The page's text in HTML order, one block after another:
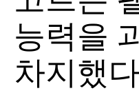
능력을
차지했